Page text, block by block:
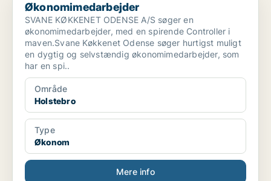
Økonomimedarbejder
SVANE KØKKENET ODENSE A/S søger en
økonomimedarbejder, med en spirende Controller i
maven.Svane Køkkenet Odense søger hurtigst muligt
en dygtig og selvstændig økonomimedarbejder, som
har en spi..
Område
Holstebro
Type
Økonom
Mere info